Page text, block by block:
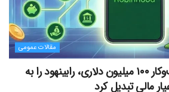
مقالات عمومی
درخشش ۱۳ خط کسب‌وکار ۱۰۰ میلیون دلاری، رابینهود را به
مالی تبدیل کرد